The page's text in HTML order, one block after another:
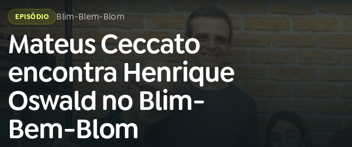
Buscar
na
Rádio
MEC
Buscar
AO VIVO
01INÍCIO
02A RÁDIO
na
Rádio
EPISÓDIO Blim-Blem-Blom
Mateus Ceccato
encontra Henrique
Oswald no Blim-
Bem-Blom